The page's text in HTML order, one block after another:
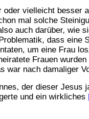
oder vielleicht besser
mal solche
auch darüber, wie
dass eine
um eine Frau
Frauen
war nach damaliger
der dieser Jesus
und ein wirkliches